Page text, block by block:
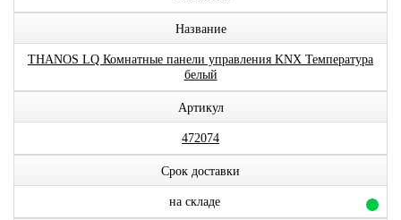
Название
THANOS LQ Комнатные панели управления KNX Температура
белый
Артикул
472074
Срок доставки
на складе